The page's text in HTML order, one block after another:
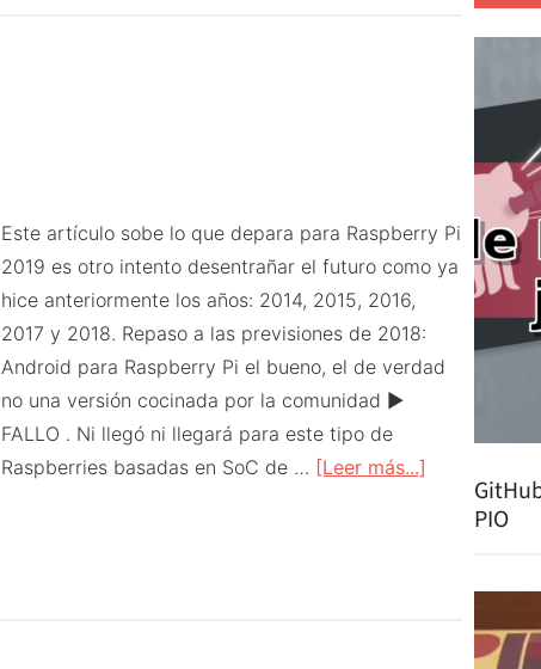
Este artículo sobe lo que depara para Raspberry Pi
2019 es otro intento desentrañar el futuro como ya
hice anteriormente los años: 2014, 2015, 2016,
2017 y 2018. Repaso a las previsiones de 2018:
Android para Raspberry Pi el bueno, el de verdad
no una versión cocinada por la comunidad ►
FALLO . Ni llegó ni llegará para este tipo de
Raspberries basadas en SoC de … [Leer más...]
Raspberry
PIO